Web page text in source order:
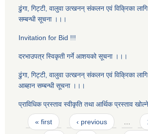
ढुंगा, गिट्टी, वालुवा उत्खनन् संकलन एवं विक्रिका
सम्बन्धी सूचना ।।।
Invitation for Bid !!!
दरभाउपत्र स्विकृती गर्ने आशयको सूचना ।।।
ढुंगा, गिट्टी, वालुवा उत्खनन् संकलन एवं विक्रिका
आब्हान सम्बन्धी सूचना ।।।
प्राविधिक प्रस्ताव स्वीकृति तथा आर्थिक प्रस्ताव
Pages
« first ‹ previous …